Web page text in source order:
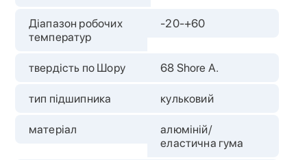
Діапазон робочих
температур
-20-+60
твердість по Шору 68 Shore A.
тип підшипника кульковий
матеріал
алюміній/
еластична гума